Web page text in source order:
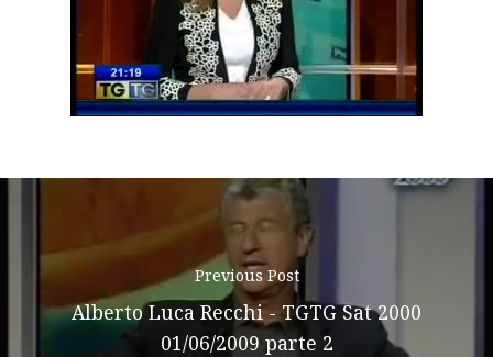
il
video
Previous Post
Alberto Luca Recchi - TGTG Sat 2000
01/06/2009 parte 2
News
Gallery
Shop
Contacts